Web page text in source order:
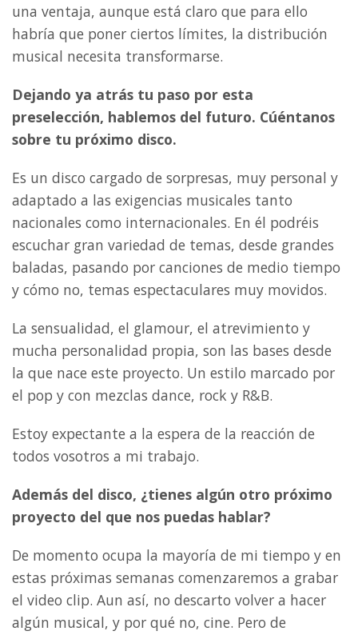
una ventaja, aunque está claro que para ello
habría que poner ciertos límites, la distribución
musical necesita transformarse.
Dejando ya atrás tu paso por esta
preselección, hablemos del futuro. Cúéntanos
sobre tu próximo disco.
Es un disco cargado de sorpresas, muy personal y
adaptado a las exigencias musicales tanto
nacionales como internacionales. En él podréis
escuchar gran variedad de temas, desde grandes
baladas, pasando por canciones de medio tiempo
y cómo no, temas espectaculares muy movidos.
La sensualidad, el glamour, el atrevimiento y
mucha personalidad propia, son las bases desde
la que nace este proyecto. Un estilo marcado por
el pop y con mezclas dance, rock y R&B.
Estoy expectante a la espera de la reacción de
todos vosotros a mi trabajo.
Además del disco, ¿tienes algún otro próximo
proyecto del que nos puedas hablar?
De momento ocupa la mayoría de mi tiempo y en
estas próximas semanas comenzaremos a grabar
el video clip. Aun así, no descarto volver a hacer
algún musical, y por qué no, cine. Pero de